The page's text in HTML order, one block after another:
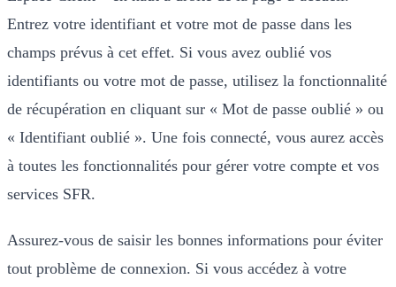
Entrez votre identifiant et votre mot de passe dans les
champs prévus à cet effet. Si vous avez oublié vos
identifiants ou votre mot de passe, utilisez la fonctionnalité
de récupération en cliquant sur « Mot de passe oublié » ou
« Identifiant oublié ». Une fois connecté, vous aurez accès
à toutes les fonctionnalités pour gérer votre compte et vos
services SFR.
Assurez-vous de saisir les bonnes informations pour éviter
tout problème de connexion. Si vous accédez à votre